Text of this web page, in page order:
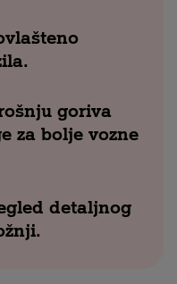
goriva
za bolje vozne
detaljnog